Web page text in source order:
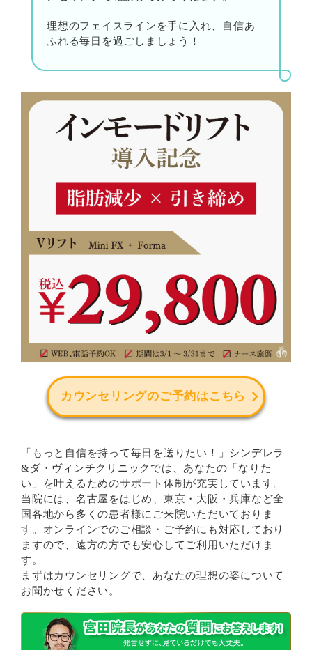
理想のフェイスラインを手に入れ、自信あ
ふれる毎日を過ごしましょう！
カウンセリングのご予約はこちら
「もっと自信を持って毎日を送りたい！」シンデレラ
&ダ・ヴィンチクリニックでは、あなたの「なりた
い」を叶えるためのサポート体制が充実しています。
当院には、名古屋をはじめ、東京・大阪・兵庫など全
国各地から多くの患者様にご来院いただいておりま
す。オンラインでのご相談・ご予約にも対応しており
ますので、遠方の方でも安心してご利用いただけま
す。
まずはカウンセリングで、あなたの理想の姿について
お聞かせください。